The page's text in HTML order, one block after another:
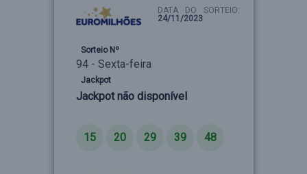
DATA DO SORTEIO:
24/11/2023
Sorteio Nº
94 - Sexta-feira
Jackpot
Jackpot não disponível
15 20 29 39 48